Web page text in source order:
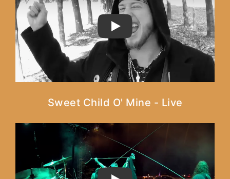
Sweet Child O' Mine - Live